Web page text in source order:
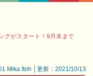
グがスタート！9月末まで
Mika Itoh │更新：2021/10/13